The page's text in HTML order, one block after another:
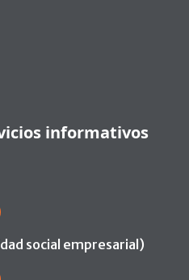
informativos
social empresarial)